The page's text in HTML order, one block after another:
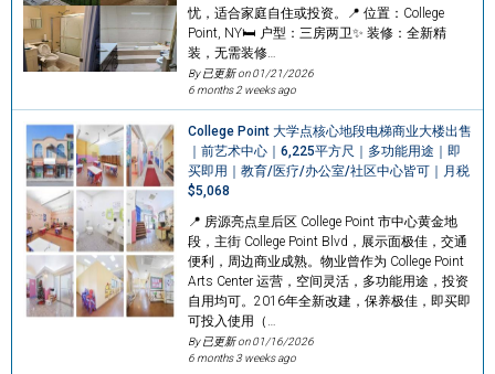
忧，适合家庭自住或投资。📍 位置：College
Point, NY🛏 户型：三房两卫✨ 装修：全新精
装，无需装修…
By 已更新 on01/21/2026
6 months 2 weeks ago
College Point 大学点核心地段电梯商业大楼出售
｜前艺术中心｜6,225平方尺｜多功能用途｜即
买即用｜教育/医疗/办公室/社区中心皆可｜月税
$5,068
📍 房源亮点皇后区 College Point 市中心黄金地
段，主街 College Point Blvd，展示面极佳，交通
便利，周边商业成熟。物业曾作为 College Point
Arts Center 运营，空间灵活，多功能用途，投资
自用均可。2016年全新改建，保养极佳，即买即
可投入使用（…
By 已更新 on01/16/2026
6 months 3 weeks ago